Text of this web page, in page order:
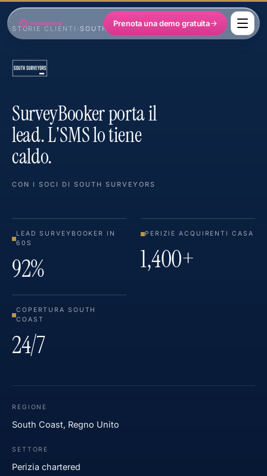
Prenota una demo gratuita
STORIE CLIENTI SOUTH SURVEYORS
SurveyBooker porta il
lead. L'SMS lo tiene
caldo.
CON I SOCI DI SOUTH SURVEYORS
LEAD SURVEYBOOKER IN
60S
92%
PERIZIE ACQUIRENTI CASA
1,400+
COPERTURA SOUTH
COAST
24/7
REGIONE
South Coast, Regno Unito
SETTORE
Perizia chartered